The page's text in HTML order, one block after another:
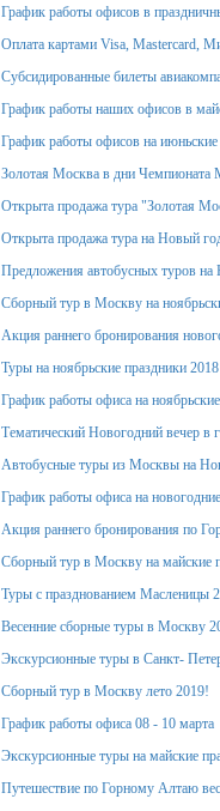
График работы офисов в
Оплата картами Visa, Mastercard,
Субсидированные билеты
График работы наших офисов в
График работы офисов на
Золотая Москва в дни Чемпионата
Открыта продажа тура "Золотая
Открыта продажа тура на Новый
Предложения автобусных туров
Сборный тур в Москву на
Акция раннего бронирования
Туры на ноябрьские праздники 2018
График работы офиса на
Тематический Новогодний вечер
Автобусные туры из Москвы на
График работы офиса на
Акция раннего бронирования по
Сборный тур в Москву на майские
Туры с празднованием Масленицы
Весенние сборные туры в Москву
Экскурсионные туры в Санкт-
Сборный тур в Москву лето 2019!
График работы офиса 08 - 10 марта
Экскурсионные туры на майские
Путешествие по Горному Алтаю